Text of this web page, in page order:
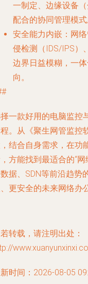
一制定、边缘设备
配合的协同管理模式
安全能力内嵌 ：网
侵检测（IDS/IPS）
边界日益模糊，一
向。
一款好用的电脑监控
。从《聚生网管监控
结合自身需求，在功
方能找到最适合的“
据、SDN等前沿趋势
更安全的未来网络办
转载，请注明出处：
时间：2026-08-05